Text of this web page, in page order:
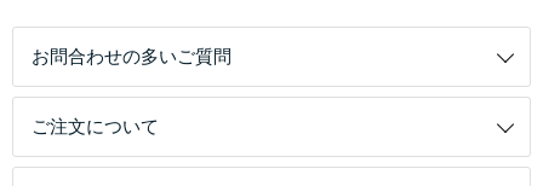
お問合わせの多いご質問
ご注文について